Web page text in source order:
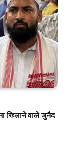
खिलाने वाले जुनैद